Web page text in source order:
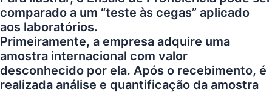
comparado a um “teste às cegas” aplicado
aos laboratórios.
Primeiramente, a empresa adquire uma
amostra internacional com valor
desconhecido por ela. Após o recebimento, é
realizada análise e quantificação da amostra